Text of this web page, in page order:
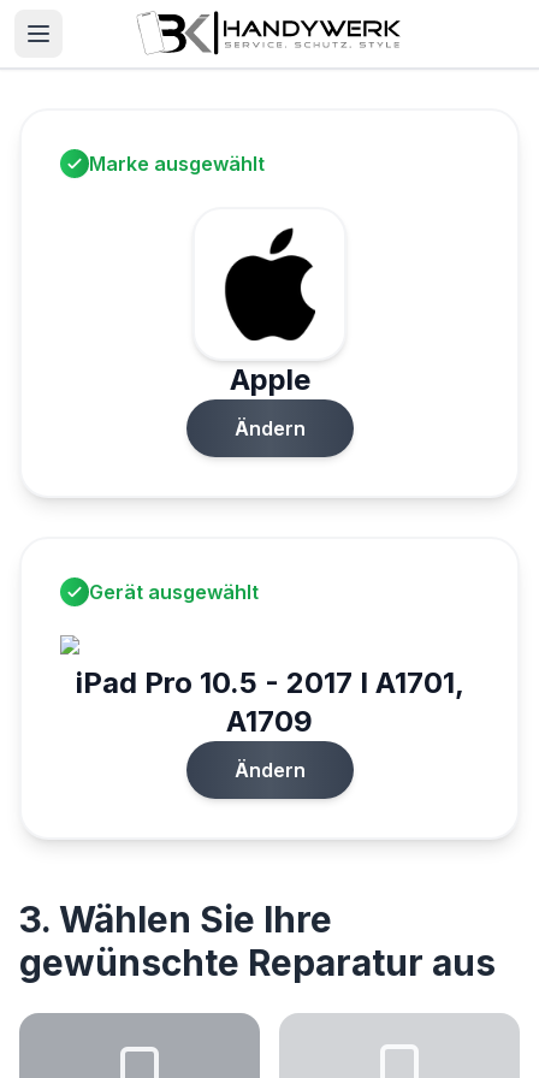
Marke ausgewählt
Apple
Ändern
Gerät ausgewählt
iPad Pro 10.5 - 2017 I A1701,
A1709
Ändern
3. Wählen Sie Ihre
gewünschte Reparatur aus